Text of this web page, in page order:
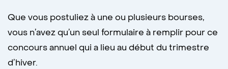
Que vous postuliez à une ou plusieurs bourses,
vous n’avez qu’un seul formulaire à remplir pour ce
concours annuel qui a lieu au début du trimestre
d’hiver.